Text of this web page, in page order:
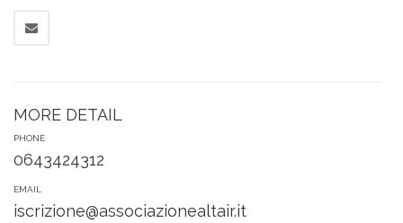
MORE DETAIL
PHONE
0643424312
EMAIL
iscrizione@associazionealtair.it